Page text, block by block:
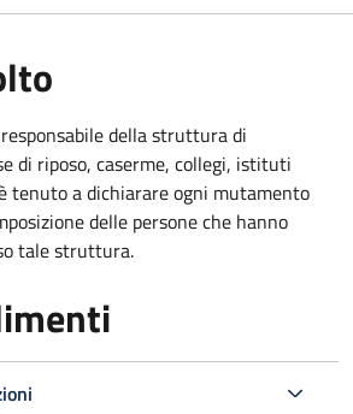
della struttura di
di riposo, caserme, collegi, istituti
tenuto a dichiarare ogni mutamento
delle persone che hanno
tale struttura.